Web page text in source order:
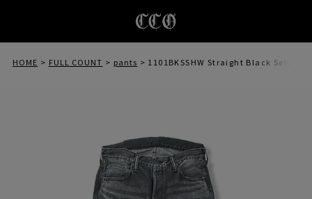
HOME FULL COUNT pants 1101BKSSHW Straight Black